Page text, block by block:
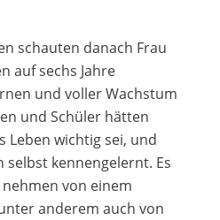
schauten danach Frau
auf sechs Jahre
und voller Wachstum
und Schüler hätten
Leben wichtig sei, und
selbst kennengelernt. Es
von einem
anderem auch von